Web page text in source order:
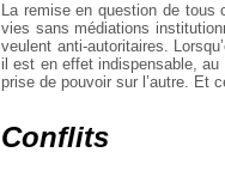
La remise en question de tous
vies sans médiations
veulent anti-autoritaires.
il est en effetindispensable, au
prise de pouvoir sur l’autre. Et
Conflits